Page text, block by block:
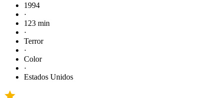
1994
·
123 min
·
Terror
·
Color
·
Estados Unidos